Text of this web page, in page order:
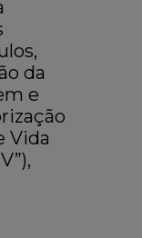
da
e
Vida